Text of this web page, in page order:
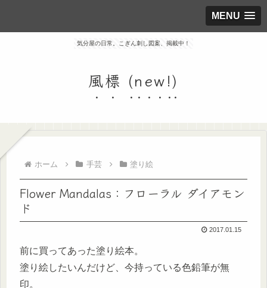
MENU
気分屋の日常。こぎん刺し図案、掲載中！
風標 (new!)
ホーム 手芸 塗り絵
Flower Mandalas：フローラル ダイアモン
ド
2017.01.15
前に買ってあった塗り絵本。
塗り絵したいんだけど、今持っている色鉛筆が無
印。